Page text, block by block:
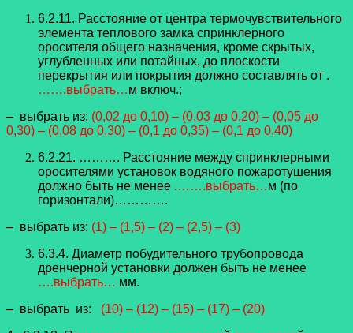
6.2.11. Расстояние от центра термочувствительного
элемента теплового замка спринклерного
оросителя общего назначения, кроме скрытых,
углубленных или потайных, до плоскости
перекрытия или покрытия должно составлять от .
…….выбрать…м включ.;
– выбрать из: (0,02 до 0,10) – (0,03 до 0,20) – (0,05 до
0,30) – (0,08 до 0,30) – (0,1 до 0,35) – (0,1 до 0,40)
6.2.21. ………. Расстояние между спринклерными
оросителями установок водяного пожаротушения
должно быть не менее .…….выбрать…м (по
горизонтали)………….
– выбрать из: (1) – (1,5) – (2) – (2,5) – (3)
6.3.4. Диаметр побудительного трубопровода
дренчерной установки должен быть не менее
….выбрать… мм.
– выбрать из: (10) – (12) – (15) – (17) – (20)